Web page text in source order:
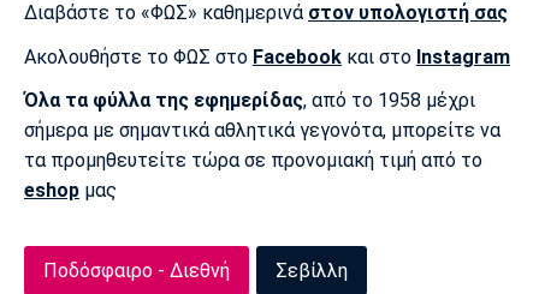
Διαβάστε το «ΦΩΣ» καθημερινά στον υπολογιστή σας
Ακολουθήστε το ΦΩΣ στο Facebook και στο Instagram
Όλα τα φύλλα της εφημερίδας, από το 1958 μέχρι
σήμερα με σημαντικά αθλητικά γεγονότα, μπορείτε να
τα προμηθευτείτε τώρα σε προνομιακή τιμή από το
eshop μας
Ποδόσφαιρο - Διεθνή Σεβίλλη